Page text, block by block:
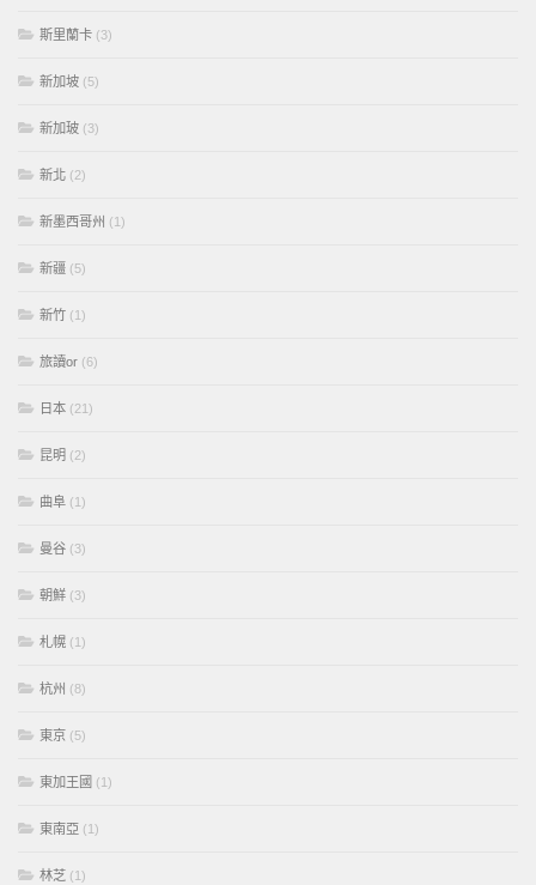
斯里蘭卡 (3)
新加坡 (5)
新加玻 (3)
新北 (2)
新墨西哥州 (1)
新疆 (5)
新竹 (1)
旅讀or (6)
日本 (21)
昆明 (2)
曲阜 (1)
曼谷 (3)
朝鮮 (3)
札幌 (1)
杭州 (8)
東京 (5)
東加王國 (1)
東南亞 (1)
林芝 (1)